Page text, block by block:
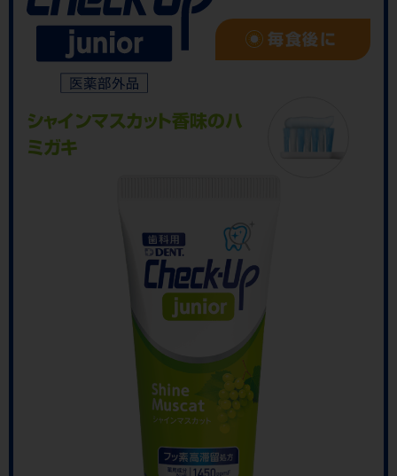
毎食後に
シャインマスカット香味のハ
ミガキ